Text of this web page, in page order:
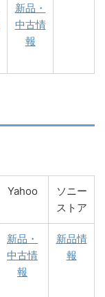
新品・
中古情
報
Yahoo
ソニー
ストア
新品・
中古情
報
新品情
報